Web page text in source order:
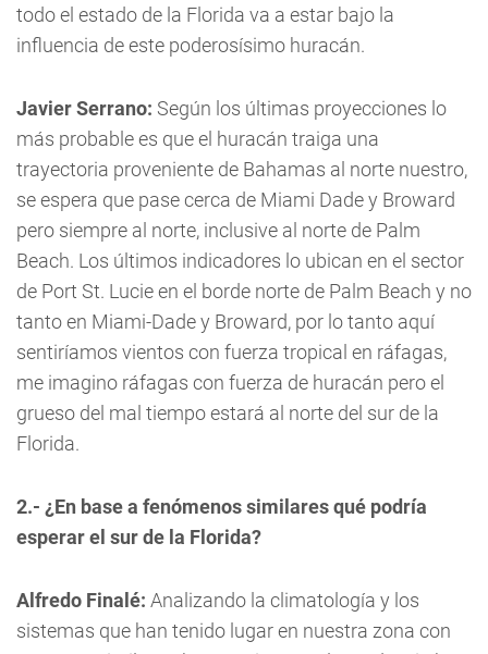
todo el estado de la Florida va a estar bajo la
influencia de este poderosísimo huracán.
Javier Serrano: Según los últimas proyecciones lo
más probable es que el huracán traiga una
trayectoria proveniente de Bahamas al norte nuestro,
se espera que pase cerca de Miami Dade y Broward
pero siempre al norte, inclusive al norte de Palm
Beach. Los últimos indicadores lo ubican en el sector
de Port St. Lucie en el borde norte de Palm Beach y no
tanto en Miami-Dade y Broward, por lo tanto aquí
sentiríamos vientos con fuerza tropical en ráfagas,
me imagino ráfagas con fuerza de huracán pero el
grueso del mal tiempo estará al norte del sur de la
Florida.
2.- ¿En base a fenómenos similares qué podría
esperar el sur de la Florida?
Alfredo Finalé: Analizando la climatología y los
sistemas que han tenido lugar en nuestra zona con